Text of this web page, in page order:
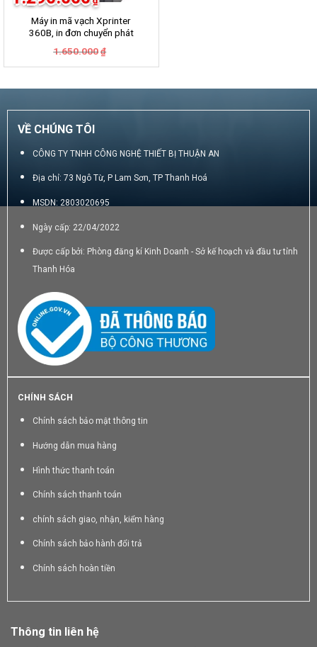
Máy in mã vạch Xprinter
360B, in đơn chuyển phát
VNpost, Best, J&T
1.650.000 ₫
là:
tại
1.290.000₫.
VỀ CHÚNG TÔI
CÔNG TY TNHH CÔNG NGHỆ THIẾT BỊ THUẬN AN
Địa chỉ: 73 Ngô Từ, P Lam Sơn, TP Thanh Hoá
MSDN: 2803020695
Ngày cấp: 22/04/2022
Được cấp bởi: Phòng đăng kí Kinh Doanh - Sở kế hoạch và đầu tư tỉnh
Thanh Hóa
CHÍNH SÁCH
Chính sách bảo mật thông tin
Hướng dẫn mua hàng
Hình thức thanh toán
Chính sách thanh toán
chính sách giao, nhận, kiểm hàng
Chính sách bảo hành đổi trả
Chính sách hoàn tiền
Thông tin liên hệ